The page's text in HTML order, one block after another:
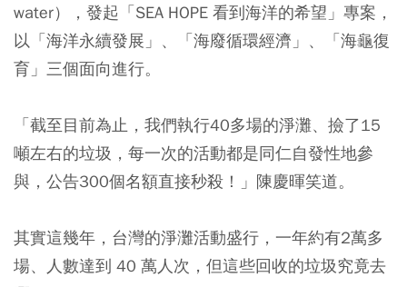
water），發起「SEA HOPE 看到海洋的希望」專案，
以「海洋永續發展」、「海廢循環經濟」、「海龜復
育」三個面向進行。
「截至目前為止，我們執行40多場的淨灘、撿了15
噸左右的垃圾，每一次的活動都是同仁自發性地參
與，公告300個名額直接秒殺！」陳慶暉笑道。
其實這幾年，台灣的淨灘活動盛行，一年約有2萬多
場、人數達到 40 萬人次，但這些回收的垃圾究竟去